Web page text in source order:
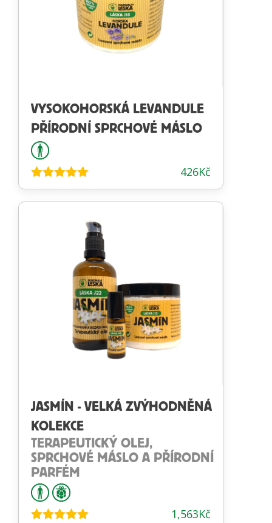
VYSOKOHORSKÁ LEVANDULE
PŘÍRODNÍ SPRCHOVÉ MÁSLO
Hodnocení
426Kč
JASMÍN - VELKÁ ZVÝHODNĚNÁ
KOLEKCE
TERAPEUTICKÝ OLEJ,
SPRCHOVÉ MÁSLO A PŘÍRODNÍ
PARFÉM
1,563Kč